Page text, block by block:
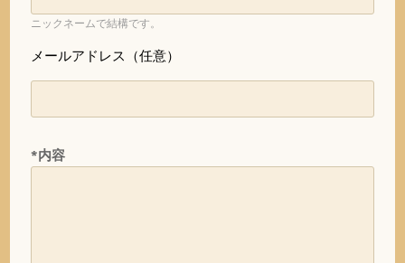
ニックネームで結構です。
メールアドレス（任意）
*内容